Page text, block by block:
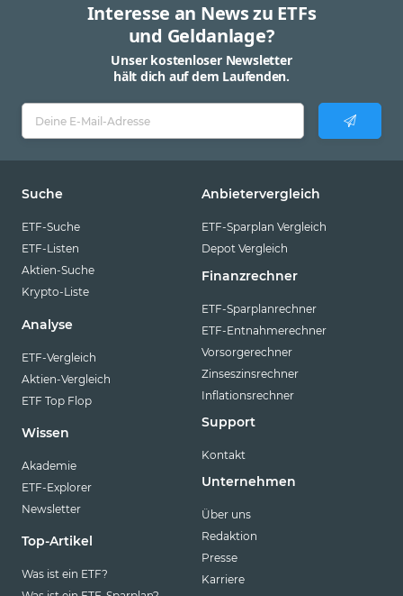
Interesse an News zu ETFs
und Geldanlage?
Unser kostenloser Newsletter
hält dich auf dem Laufenden.
Suche
ETF-Suche
ETF-Listen
Aktien-Suche
Krypto-Liste
Analyse
ETF-Vergleich
Aktien-Vergleich
ETF Top Flop
Wissen
Akademie
ETF-Explorer
Newsletter
Top-Artikel
Was ist ein ETF?
Anbietervergleich
ETF-Sparplan Vergleich
Depot Vergleich
Finanzrechner
ETF-Sparplanrechner
ETF-Entnahmerechner
Vorsorgerechner
Zinseszinsrechner
Inflationsrechner
Support
Kontakt
Unternehmen
Über uns
Redaktion
Presse
Karriere